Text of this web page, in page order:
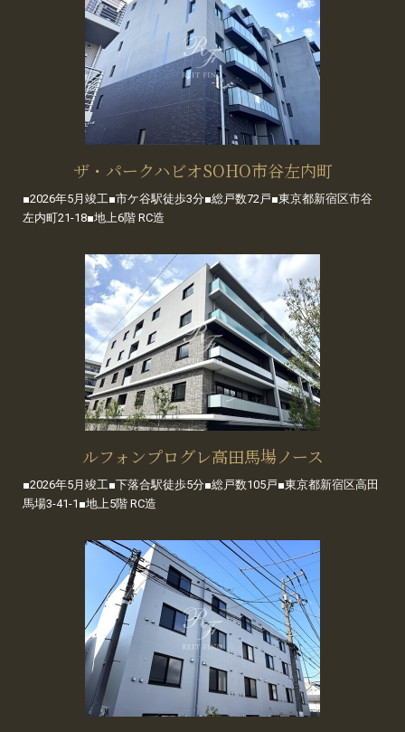
ザ・パークハビオSOHO市谷左内町
■2026年5月竣工■市ケ谷駅徒歩3分■総戸数72戸■東京都新宿区市谷
左内町21-18■地上6階 RC造
ルフォンプログレ高田馬場ノース
■2026年5月竣工■下落合駅徒歩5分■総戸数105戸■東京都新宿区高田
馬場3-41-1■地上5階 RC造